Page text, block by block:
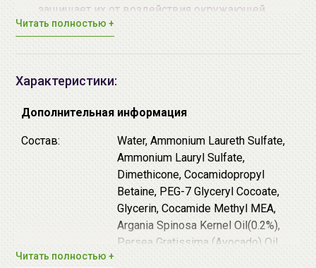
защищает их от воздействия окружающей
среды, укрепляет волосяные фолликулы,
регенерации клеток.
Экстракт яичного желтка - обладает
увлажняющим и укрепляющим эффектом,
смягчает кожу головы, улучшает питание
волосяных фолликулов, стимулирует рост волос,
возвращает им блеск и шелковистость, а также
защищает от агрессивного воздействия
погодных условий. Оливковое масло питает и
укрепляет тонкие и хрупкие волосы,
стимулирует их рост, делает их более густыми и
крепкими.
Читать полностью +
Характеристики:
Дополнительная информация
Состав:
Water, Ammonium Laureth Sulfate,
Ammonium Lauryl Sulfate,
Dimethicone, Cocamidopropyl
Betaine, PEG-7 Glyceryl Cocoate,
Glycerin, Cocamide Methyl MEA,
Argania Spinosa Kernel Oil(0.2%),
Persea Gratissima (Avocado) Oil,
Читать полностью +